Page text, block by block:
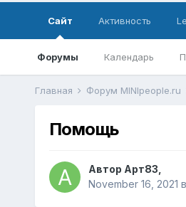
Сайт
Форумы Календарь
Активность
Главная Форум MINIpeople.ru
Помощь
Автор Арт83
November 16, 2021 в